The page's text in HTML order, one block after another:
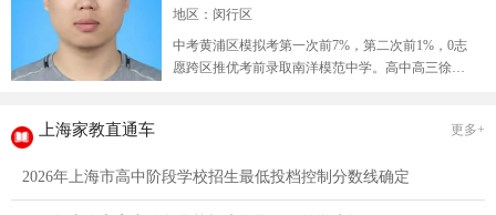
地区：闵行区
中考黄浦区模拟考第一次前7%，第二次前1%，0志
愿跨区推优考前录取南洋模范中学。高中高三徐汇
上海家教直通车 更多+
2026年上海市高中阶段学校招生最低投档控制分数线确定